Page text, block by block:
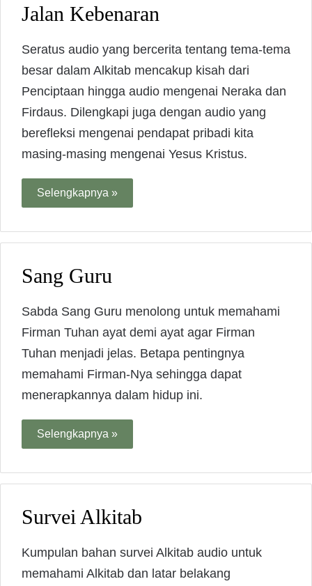
Jalan Kebenaran
Seratus audio yang bercerita tentang tema-tema
besar dalam Alkitab mencakup kisah dari
Penciptaan hingga audio mengenai Neraka dan
Firdaus. Dilengkapi juga dengan audio yang
berefleksi mengenai pendapat pribadi kita
masing-masing mengenai Yesus Kristus.
Selengkapnya »
Sang Guru
Sabda Sang Guru menolong untuk memahami
Firman Tuhan ayat demi ayat agar Firman
Tuhan menjadi jelas. Betapa pentingnya
memahami Firman-Nya sehingga dapat
menerapkannya dalam hidup ini.
Selengkapnya »
Survei Alkitab
Kumpulan bahan survei Alkitab audio untuk
memahami Alkitab dan latar belakang